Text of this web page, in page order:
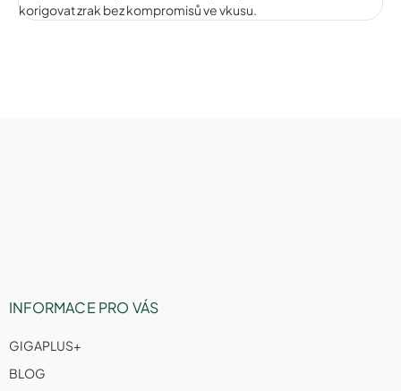
korigovat zrak bez kompromisů ve vkusu.
INFORMACE PRO VÁS
GIGAPLUS+
BLOG